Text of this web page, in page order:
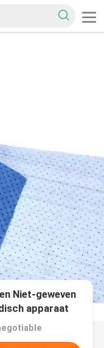
Niet-geweven
apparaat